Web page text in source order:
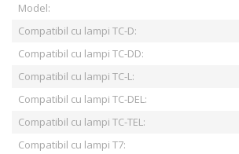
Model:
Compatibil cu lampi TC-D:
Compatibil cu lampi TC-DD:
Compatibil cu lampi TC-L:
Compatibil cu lampi TC-DEL:
Compatibil cu lampi TC-TEL:
Compatibil cu lampi T7: